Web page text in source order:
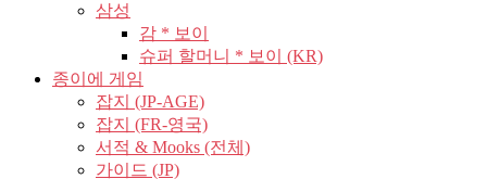
삼성
감 * 보이
슈퍼 할머니 * 보이 (KR)
종이에 게임
잡지 (JP-AGE)
잡지 (FR-영국)
서적 & Mooks (전체)
가이드 (JP)